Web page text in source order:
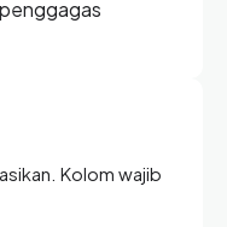
Kolom wajib